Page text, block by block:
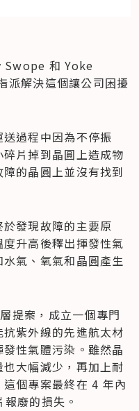
和 Yoke
派解決這個讓公司困擾
過程中因為不停振
片掉到晶圓上造成物
的晶圓上並沒有找到
發現故障的主要原
升高後釋出揮發性氣
氣、氧氣和晶圓產生
提案，成立一個專門
紫外線的先進航太材
性氣體污染。雖然晶
大幅減少，再加上耐
個專案最終在 4 年內
廢的損失。